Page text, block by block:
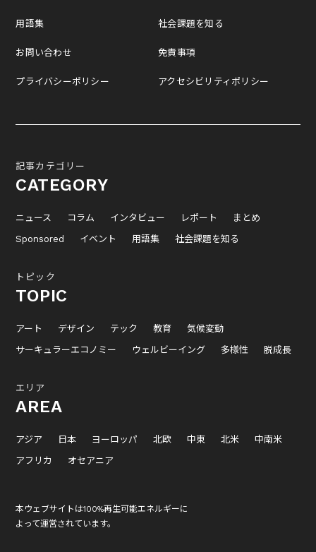
用語集
お問い合わせ
プライバシーポリシー
社会課題を知る
免責事項
アクセシビリティポリシー
記事カテゴリー
CATEGORY
ニュース コラム インタビュー レポート
まとめ
Sponsored
イベント 用語集 社会課題を知る
トピック
TOPIC
アート デザイン テック 教育
気候変動
サーキュラーエコノミー
ウェルビーイング 多様性 脱成長
エリア
AREA
アジア 日本 ヨーロッパ 北欧 中東 北米
中南米
アフリカ
オセアニア
本ウェブサイトは100%再生可能エネルギーに
よって運営されています。